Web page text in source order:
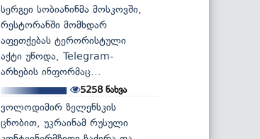
სერგეი სობიანინმა მოსკოვში,
რესტორანში მომხდარ
აფეთქებას ტერორისტული
აქტი უწოდა, Telegram-
არხების ინფორმაც...
5258 ნახვა
ვოლოდიმირ ზელენსკის
ცნობით, უკრაინამ რუსული